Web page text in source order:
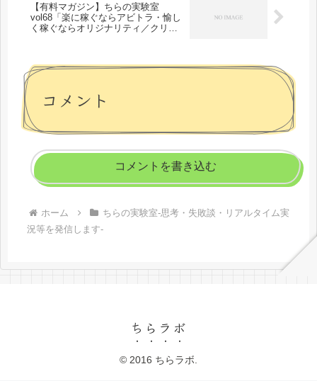
【有料マガジン】ちらの実験室
vol68「楽に稼ぐならアビトラ・愉し
く稼ぐならオリジナリティ／クリッ
コメント
コメントを書き込む
ホーム
ちらの実験室-思考・失敗談・リアルタイム実
況等を発信します-
ちらラボ
© 2016 ちらラボ.